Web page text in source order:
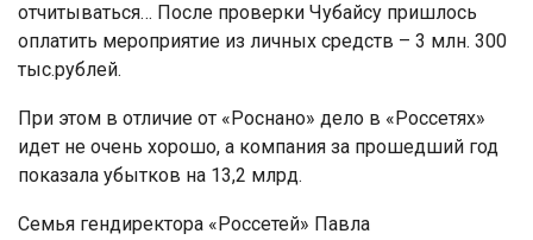
отчитываться… После проверки Чубайсу пришлось
оплатить мероприятие из личных средств – 3 млн. 300
тыс.рублей.
При этом в отличие от «Роснано» дело в «Россетях»
идет не очень хорошо, а компания за прошедший год
показала убытков на 13,2 млрд.
Семья гендиректора «Россетей» Павла